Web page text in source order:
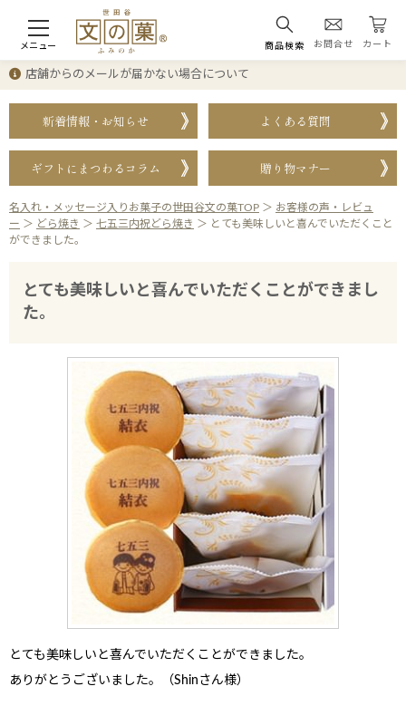
メニュー 商品検索 お問合せ カート
店舗からのメールが届かない場合について
新着情報・お知らせ よくある質問
ギフトにまつわるコラム 贈り物マナー
名入れ・メッセージ入りお菓子の世田谷文の菓TOP ＞ お客様の声・レビュ
ー ＞ どら焼き ＞ 七五三内祝どら焼き ＞ とても美味しいと喜んでいただくこと
ができました。
とても美味しいと喜んでいただくことができまし
た。
とても美味しいと喜んでいただくことができました。
ありがとうございました。（Shinさん様）